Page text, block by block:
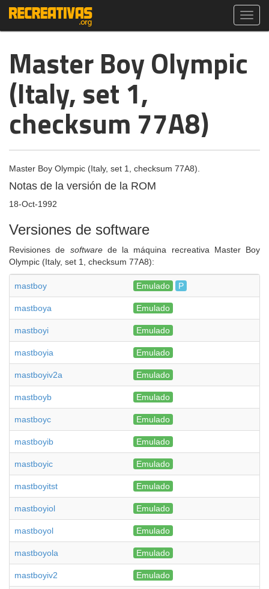
Master Boy Olympic
(Italy, set 1,
checksum 77A8)
Master Boy Olympic (Italy, set 1, checksum 77A8).
Notas de la versión de la ROM
18-Oct-1992
Versiones de software
Revisiones de softwarede la máquina recreativa Master Boy
Olympic (Italy, set 1, checksum 77A8):
mastboy Emulado P
mastboya Emulado
mastboyi Emulado
mastboyia Emulado
mastboyiv2a Emulado
mastboyb Emulado
mastboyc Emulado
mastboyib Emulado
mastboyic Emulado
mastboyitst Emulado
mastboyiol Emulado
mastboyol Emulado
mastboyola Emulado
mastboyiv2 Emulado